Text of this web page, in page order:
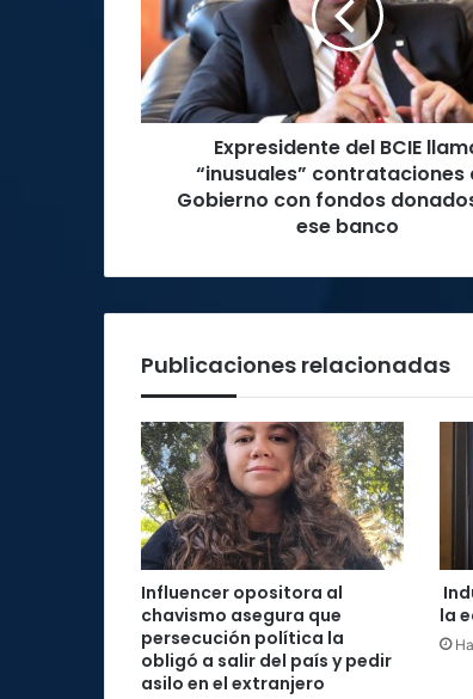
“inusuales”
contrataciones
del
Gobierno
con
donados
Expresidente del BCIE
“inusuales” contrataciones
Gobierno con fondos
ese banco
Publicaciones relacionadas
Influencer opositora al
chavismo asegura que
persecución política la
obligó a salir del país y pedir
asilo en el extranjero
la